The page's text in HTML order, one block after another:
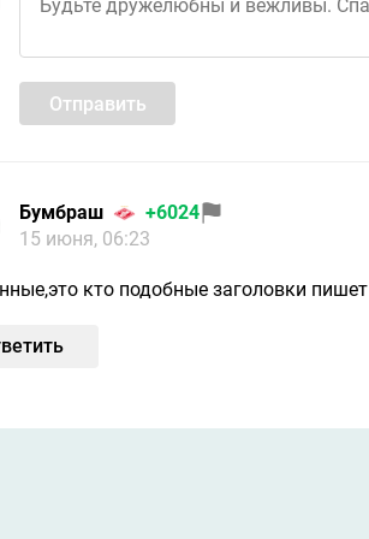
Отправить
Бумбраш
+6024
15 июня, 06:23
кто подобные заголовки пишет